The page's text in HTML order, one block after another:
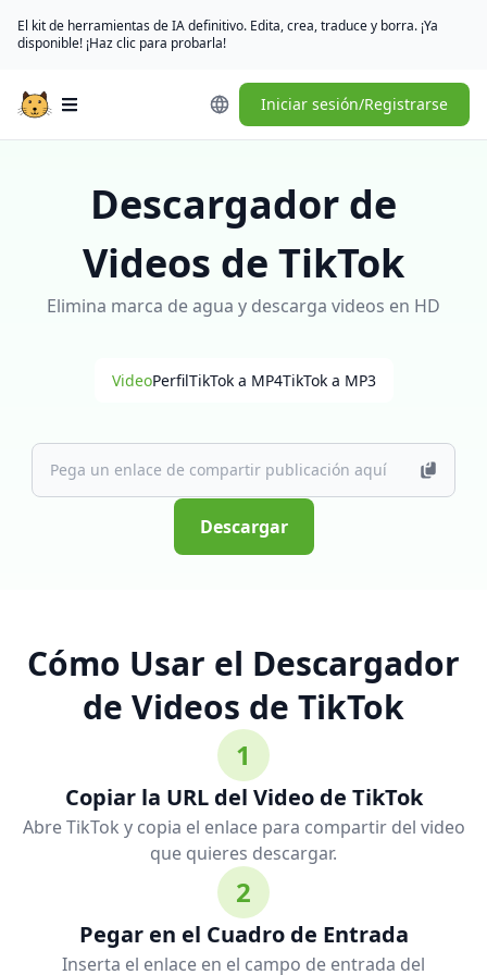
El kit de herramientas de IA definitivo. Edita, crea, traduce y borra. ¡Ya
disponible! ¡Haz clic para probarla!
Open main menu Iniciar sesión/Registrarse
Descargador de
Videos de TikTok
Elimina marca de agua y descarga videos en HD
VideoPerfilTikTok a MP4TikTok a MP3
Descargar
Cómo Usar el Descargador
de Videos de TikTok
1
Copiar la URL del Video de TikTok
Abre TikTok y copia el enlace para compartir del video
que quieres descargar.
2
Pegar en el Cuadro de Entrada
Inserta el enlace en el campo de entrada del